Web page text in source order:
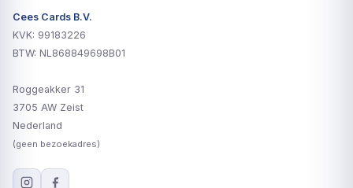
Cees Cards B.V.
KVK: 99183226
BTW: NL868849698B01
Roggeakker 31
3705 AW Zeist
Nederland
(geen bezoekadres)